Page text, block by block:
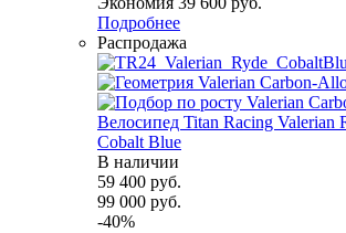
Подробнее
Распродажа
Велосипед Titan Racing Valerian
Cobalt Blue
В наличии
59 400 руб.
99 000 руб.
-40%